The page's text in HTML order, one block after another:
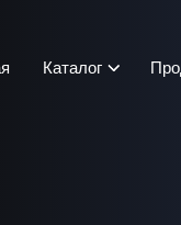
Каталог